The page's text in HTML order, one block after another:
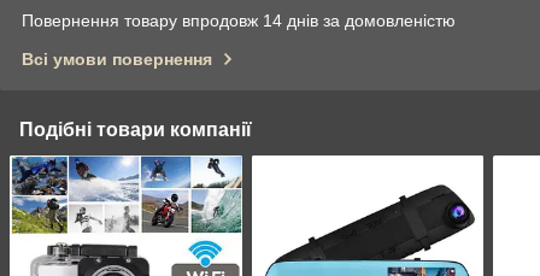
Повернення товару впродовж 14 днів за домовленістю
Всі умови повернення
Подібні товари компанії